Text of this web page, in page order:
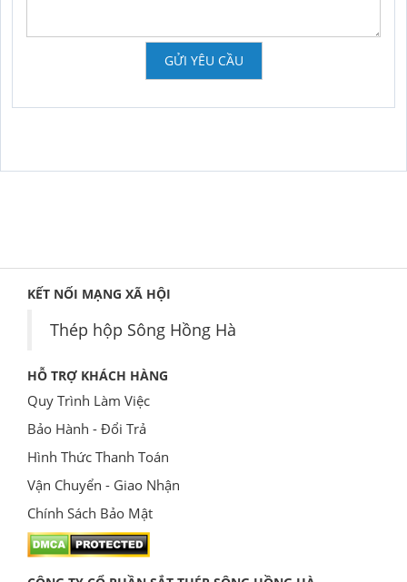
GỬI YÊU CẦU
KẾT NỐI MẠNG XÃ HỘI
Thép hộp Sông Hồng Hà
HỖ TRỢ KHÁCH HÀNG
Quy Trình Làm Việc
Bảo Hành - Đổi Trả
Hình Thức Thanh Toán
Vận Chuyển - Giao Nhận
Chính Sách Bảo Mật